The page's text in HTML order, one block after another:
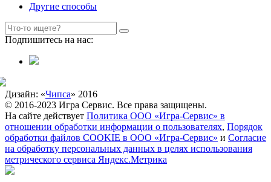
Другие способы
Подпишитесь на нас:
Дизайн: «Чипса» 2016
© 2016-2023 Игра Сервис. Все права защищены.
На сайте действует Политика ООО «Игра-Сервис» в
отношении обработки информации о пользователях, Порядок
обработки файлов COOKIE в ООО «Игра-Сервис» и Согласие
на обработку персональных данных в целях использования
метрического сервиса Яндекс.Метрика